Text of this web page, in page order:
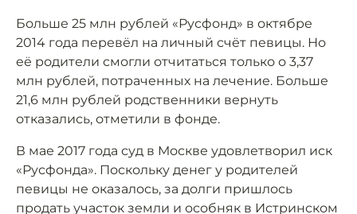
Больше 25 млн рублей «Русфонд» в октябре
2014 года перевёл на личный счёт певицы. Но
её родители смогли отчитаться только о 3,37
млн рублей, потраченных на лечение. Больше
21,6 млн рублей родственники вернуть
отказались, отметили в фонде.
В мае 2017 года суд в Москве удовлетворил иск
«Русфонда». Поскольку денег у родителей
певицы не оказалось, за долги пришлось
продать участок земли и особняк в Истринском